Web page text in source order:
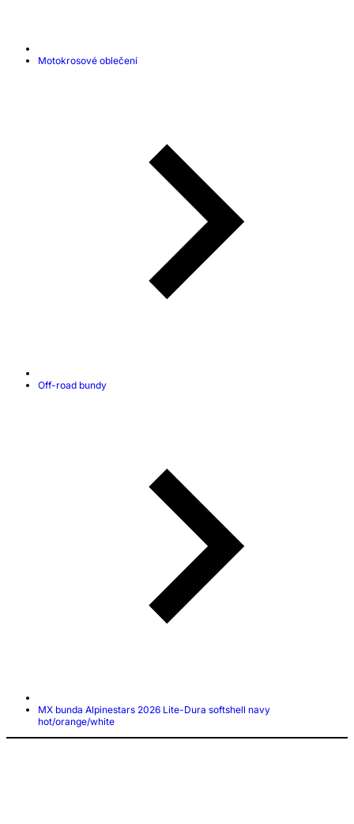
Motokrosové oblečení
Off-road bundy
MX bunda Alpinestars 2026 Lite-Dura softshell navy
hot/orange/white